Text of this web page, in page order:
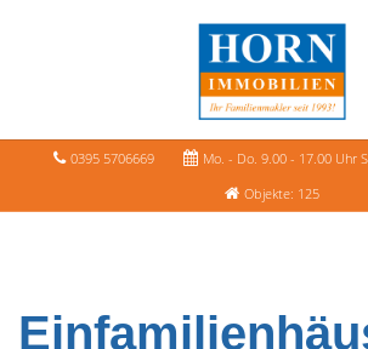
0395 5706669
Mo. - Do. 9.00 - 17.00 Uhr
Objekte: 125